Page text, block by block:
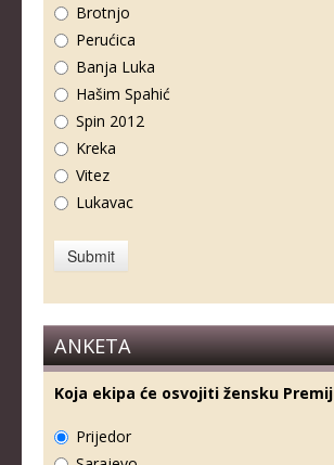
Brotnjo
Perućica
Banja Luka
Hašim Spahić
Spin 2012
Kreka
Vitez
Lukavac
ANKETA
Koja ekipa će osvojiti žensku
Prijedor